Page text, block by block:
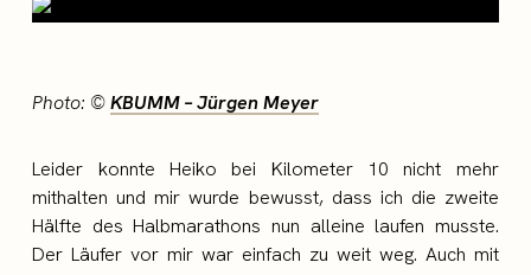
Photo: ©KBUMM – Jürgen Meyer
Leider konnte Heiko bei Kilometer 10 nicht mehr
mithalten und mir wurde bewusst, dass ich die zweite
Hälfte des Halbmarathons nun alleine laufen musste.
Der Läufer vor mir war einfach zu weit weg. Auch mit